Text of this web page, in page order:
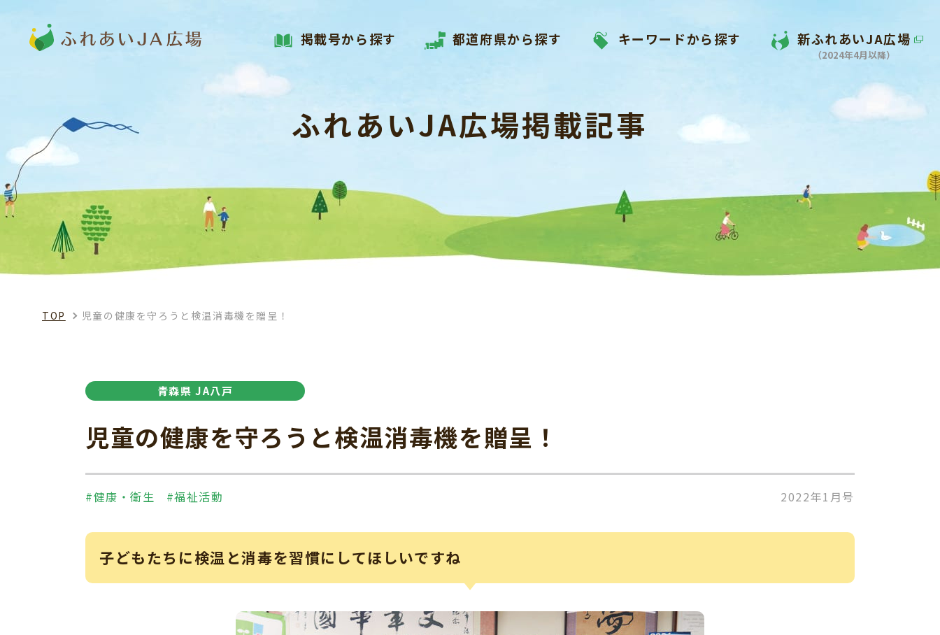
掲載号から探す 都道府県から探す キーワードから探す 新ふれあいJA広場
（2024年4月以降）
ふれあいJA広場掲載記事
TOP 児童の健康を守ろうと検温消毒機を贈呈！
青森県 JA八戸
児童の健康を守ろうと検温消毒機を贈呈！
#健康・衛生 #福祉活動 2022年1月号
子どもたちに検温と消毒を習慣にしてほしいですね